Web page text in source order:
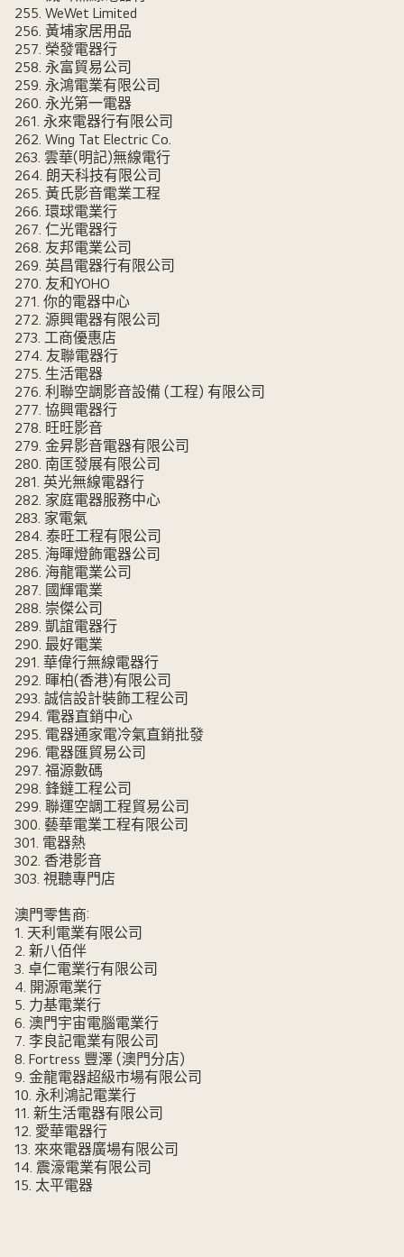
255. WeWet Limited
256. 黃埔家居用品
257. 榮發電器行
258. 永富貿易公司
259. 永鴻電業有限公司
260. 永光第一電器
261. 永來電器行有限公司
262. Wing Tat Electric Co.
263. 雲華(明記)無線電行
264. 朗天科技有限公司
265. 黃氏影音電業工程
266. 環球電業行
267. 仁光電器行
268. 友邦電業公司
269. 英昌電器行有限公司
270. 友和YOHO
271. 你的電器中心
272. 源興電器有限公司
273. 工商優惠店
274. 友聯電器行
275. 生活電器
276. 利聯空調影音設備 (工程) 有限公司
277. 協興電器行
278. 旺旺影音
279. 金昇影音電器有限公司
280. 南匡發展有限公司
281. 英光無線電器行
282. 家庭電器服務中心
283. 家電氣
284. 泰旺工程有限公司
285. 海暉燈飾電器公司
286. 海龍電業公司
287. 國輝電業
288. 崇傑公司
289. 凱誼電器行
290. 最好電業
291. 華偉行無線電器行
292. 暉柏(香港)有限公司
293. 誠信設計裝飾工程公司
294. 電器直銷中心
295. 電器通家電冷氣直銷批發
296. 電器匯貿易公司
297. 福源數碼
298. 鋒鐽工程公司
299. 聯運空調工程貿易公司
300. 藝華電業工程有限公司
301. 電器熱
302. 香港影音
303. 視聽專門店
澳門零售商:
1. 天利電業有限公司
2. 新八佰伴
3. 卓仁電業行有限公司
4. 開源電業行
5. 力基電業行
6. 澳門宇宙電腦電業行
7. 李良記電業有限公司
8. Fortress 豐澤 (澳門分店)
9. 金龍電器超級市場有限公司
10. 永利鴻記電業行
11. 新生活電器有限公司
12. 愛華電器行
13. 來來電器廣場有限公司
14. 震濠電業有限公司
15. 太平電器